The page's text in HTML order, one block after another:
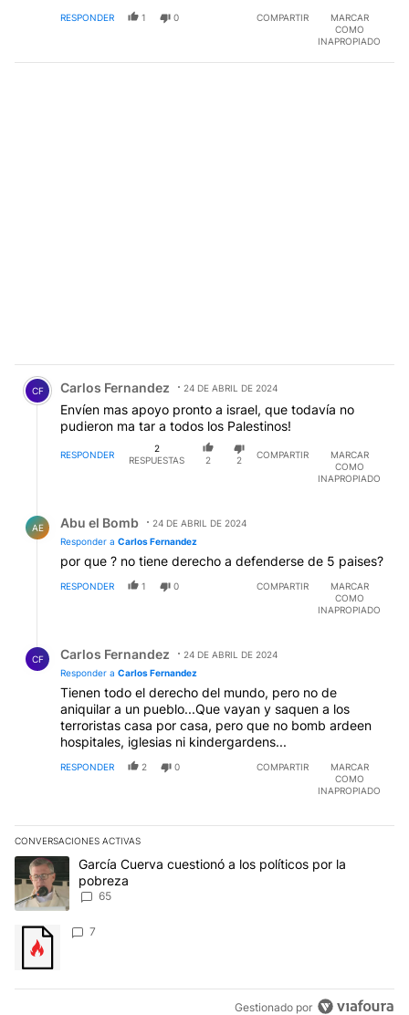
RESPONDER 1 0 COMPARTIR
MARCAR
COMO
INAPROPIADO
Comentario de Carlos Fernandez.
CF Carlos Fernandez 24 DE ABRIL DE 2024
Envíen mas apoyo pronto a israel, que todavía no
pudieron ma tar a todos los Palestinos!
RESPONDER
2
RESPUESTAS
2 2
COMPARTIR
MARCAR
COMO
INAPROPIADO
AE Abu el Bomb
24 DE ABRIL DE 2024
Responder a Carlos Fernandez
por que ? no tiene derecho a defenderse de 5 paises?
RESPONDER 1 0 COMPARTIR
MARCAR
COMO
INAPROPIADO
CF Carlos Fernandez
24 DE ABRIL DE 2024
Responder a Carlos Fernandez
Tienen todo el derecho del mundo, pero no de
aniquilar a un pueblo...Que vayan y saquen a los
terroristas casa por casa, pero que no bomb ardeen
hospitales, iglesias ni kindergardens...
RESPONDER 2 0 COMPARTIR
MARCAR
COMO
INAPROPIADO
CONVERSACIONES ACTIVAS
Este listado muestra los artículos con más comentarios en los
Un artículo de tendencia con el título "García Cuerva cuestionó
García Cuerva cuestionó a los políticos por la
pobreza
65
Un artículo de tendencia con el título "" con 7 comentarios.
7
Gestionado por